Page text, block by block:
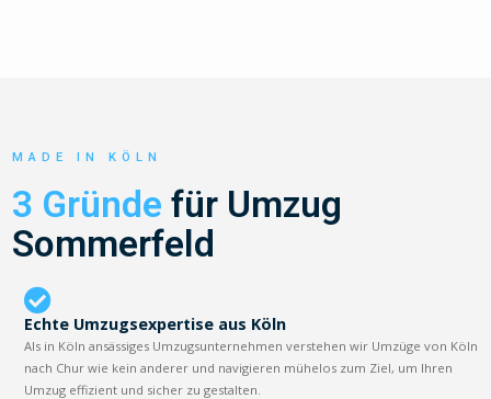
MADE IN KÖLN
3 Gründe für Umzug
Sommerfeld
Echte Umzugsexpertise aus Köln
Als in Köln ansässiges Umzugsunternehmen verstehen wir Umzüge von Köln
nach Chur wie kein anderer und navigieren mühelos zum Ziel, um Ihren
Umzug effizient und sicher zu gestalten.